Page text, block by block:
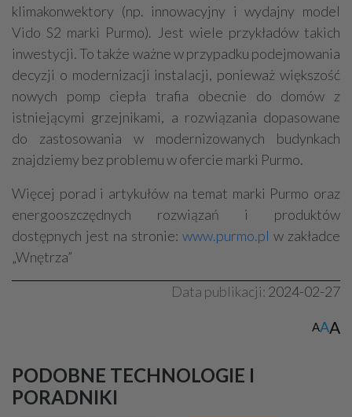
klimakonwektory (np. innowacyjny i wydajny model
Vido S2 marki Purmo). Jest wiele przykładów takich
inwestycji. To także ważne w przypadku podejmowania
decyzji o modernizacji instalacji, ponieważ większość
nowych pomp ciepła trafia obecnie do domów z
istniejącymi grzejnikami, a rozwiązania dopasowane
do zastosowania w modernizowanych budynkach
znajdziemy bez problemu w ofercie marki Purmo.
Więcej porad i artykułów na temat marki Purmo oraz
energooszczędnych rozwiązań i produktów
dostępnych jest na stronie: www.purmo.pl w zakładce
„Wnętrza”
Data publikacji: 2024-02-27
AAA
PODOBNE TECHNOLOGIE I
PORADNIKI